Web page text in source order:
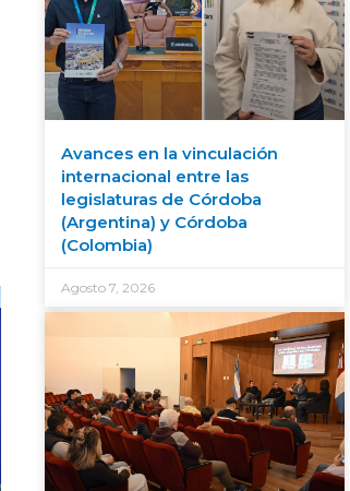
Avances en la vinculación
internacional entre las
legislaturas de Córdoba
(Argentina) y Córdoba
(Colombia)
Agosto 7, 2026